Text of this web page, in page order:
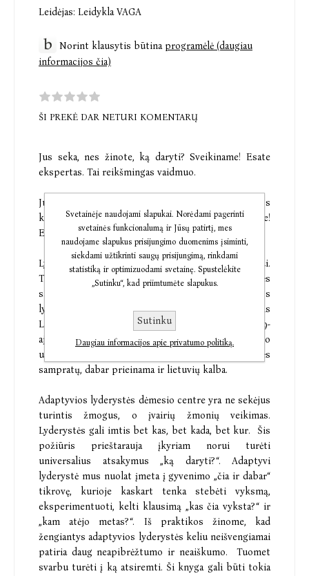
Leidėjas: Leidykla VAGA
Norint klausytis būtinaprogramėlė (daugiau
informacijos čia)
ŠI PREKĖ DAR NETURI KOMENTARŲ
Jus seka, nes žinote, ką daryti? Sveikiname! Esate
ekspertas. Tai reikšmingas vaidmuo.
Jus seka, nes rūpinatės komandos ar organizacijos
kryptimi, užtikrinate saugumą ir tvarką? Sveikiname!
Esate vadybininkas. Taip pat labai svarbus vaidmuo.
Lyderystė yra priešinga eksperto ar vadovo veikimui.
Tokio požiūrio laikomasi adaptyvios lyderystės
sampratoje, kuri yra šios knygos ašimi. Adaptyvios
lyderystės pradininkai Ronaldas Heifetzas ir Marty’is
Linsky’is šią lyderystės sampratą pradėjo plėtoti 9-
ajame praėjusio amžiaus dešimtmetyje Harvardo
universitete. Tai viena naujausių lyderystės
sampratų, dabar prieinama ir lietuvių kalba.
Adaptyvios lyderystės dėmesio centre yra ne sekėjus
turintis žmogus, o įvairių žmonių veikimas.
Lyderystės gali imtis bet kas, bet kada, bet kur. Šis
požiūris prieštarauja įkyriam norui turėti
universalius atsakymus „ką daryti?“. Adaptyvi
lyderystė mus nuolat įmeta į gyvenimo „čia ir dabar“
tikrovę, kurioje kaskart tenka stebėti vyksmą,
eksperimentuoti, kelti klausimą „kas čia vyksta?“ ir
„kam atėjo metas?“. Iš praktikos žinome, kad
žengiantys adaptyvios lyderystės keliu neišvengiamai
patiria daug neapibrėžtumo ir neaiškumo. Tuomet
svarbu turėti į ką atsiremti. Ši knyga gali būti tokia
Svetainėje naudojami slapukai. Norėdami pagerinti
svetainės funkcionalumą ir Jūsų patirtį, mes
naudojame slapukus prisijungimo duomenims įsiminti,
siekdami užtikrinti saugų prisijungimą, rinkdami
statistiką ir optimizuodami svetainę. Spustelėkite
„Sutinku“, kad priimtumėte slapukus.
Sutinku
Daugiau informacijos apie privatumo politiką.